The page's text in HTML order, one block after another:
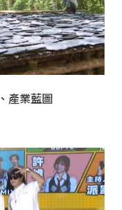
產業藍圖